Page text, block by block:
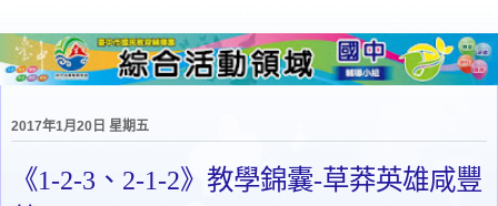
2017年1月20日 星期五
《1-2-3、2-1-2》教學錦囊-草莽英雄咸豐